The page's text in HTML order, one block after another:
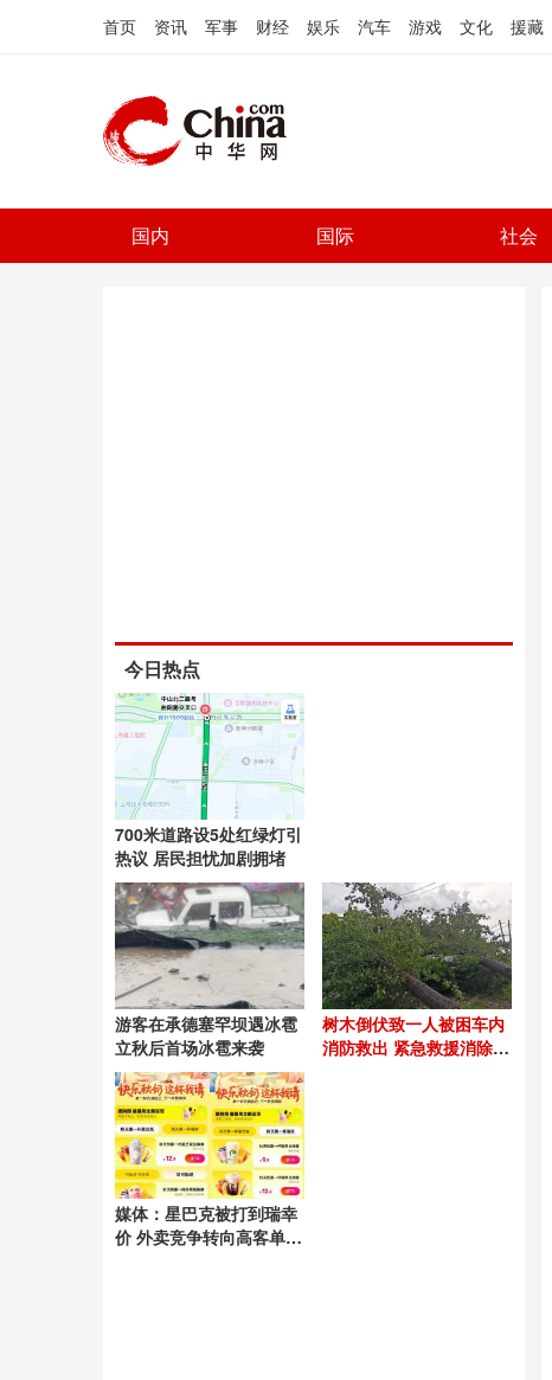
首页 资讯 军事 财经 娱乐 汽车 游戏 文化 援藏
国内 国际 社会
今日热点
700米道路设5处红绿灯引
热议 居民担忧加剧拥堵
游客在承德塞罕坝遇冰雹
立秋后首场冰雹来袭
树木倒伏致一人被困车内
消防救出 紧急救援消除触
媒体：星巴克被打到瑞幸
价 外卖竞争转向高客单市